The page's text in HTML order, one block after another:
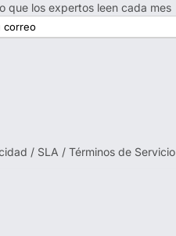
que los expertos leen cada mes
/ SLA / Términos de Servicio